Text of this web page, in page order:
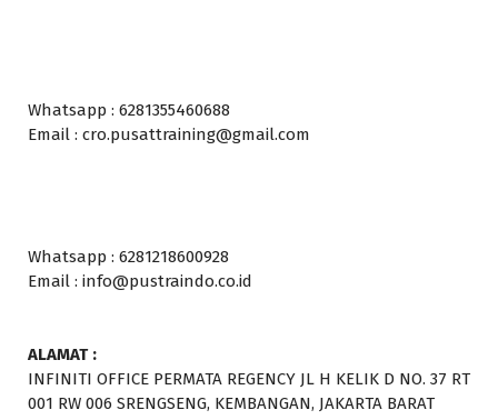
Whatsapp : 6281355460688
Email : cro.pusattraining@gmail.com
Whatsapp : 6281218600928
Email : info@pustraindo.co.id
ALAMAT :
INFINITI OFFICE PERMATA REGENCY JL H KELIK D NO. 37 RT
001 RW 006 SRENGSENG, KEMBANGAN, JAKARTA BARAT